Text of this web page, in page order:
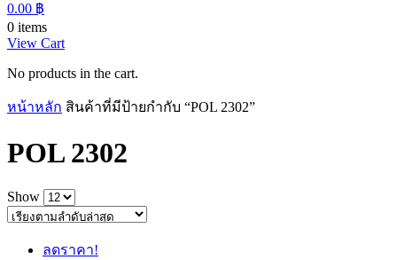
0.00 ฿
0 items
View Cart
No products in the cart.
หน้าหลัก สินค้าที่มีป้ายกำกับ “POL 2302”
POL 2302
Show
ลดราคา!